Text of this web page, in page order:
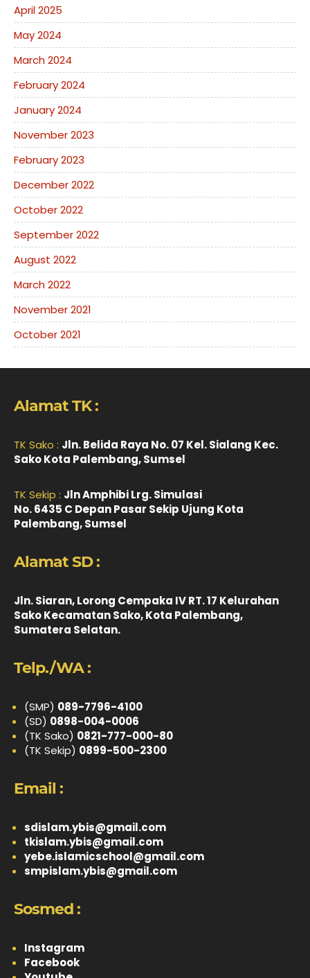
April 2025
May 2024
March 2024
February 2024
January 2024
November 2023
February 2023
December 2022
October 2022
September 2022
August 2022
March 2022
November 2021
October 2021
Alamat TK :
TK Sako : Jln. Belida Raya No. 07 Kel. Sialang Kec.
Sako Kota Palembang, Sumsel
TK Sekip : Jln Amphibi Lrg. Simulasi
No. 6435 C Depan Pasar Sekip Ujung Kota
Palembang, Sumsel
Alamat SD :
Jln. Siaran, Lorong Cempaka IV RT. 17 Kelurahan
Sako Kecamatan Sako, Kota Palembang,
Sumatera Selatan.
Telp./WA :
(SMP) 089-7796-4100
(SD) 0898-004-0006
(TK Sako) 0821-777-000-80
(TK Sekip) 0899-500-2300
Email :
sdislam.ybis@gmail.com
tkislam.ybis@gmail.com
yebe.islamicschool@gmail.com
smpislam.ybis@gmail.com
Sosmed :
Instagram
Facebook